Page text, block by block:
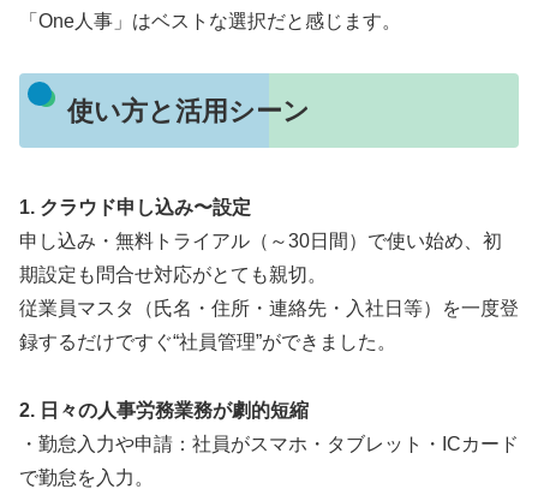
「One人事」はベストな選択だと感じます。
使い方と活用シーン
1. クラウド申し込み〜設定
申し込み・無料トライアル（～30日間）で使い始め、初
期設定も問合せ対応がとても親切。
従業員マスタ（氏名・住所・連絡先・入社日等）を一度登
録するだけですぐ“社員管理”ができました。
2. 日々の人事労務業務が劇的短縮
・勤怠入力や申請：社員がスマホ・タブレット・ICカード
で勤怠を入力。